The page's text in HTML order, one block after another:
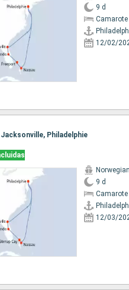
9 d
12/02/
Philadelphie
9 d
12/03/